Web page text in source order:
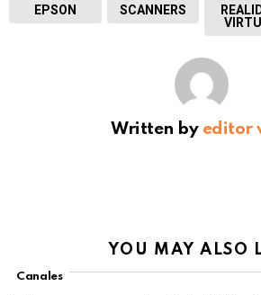
EPSON SCANNERS
Written by editor
YOU MAY ALSO
Canales